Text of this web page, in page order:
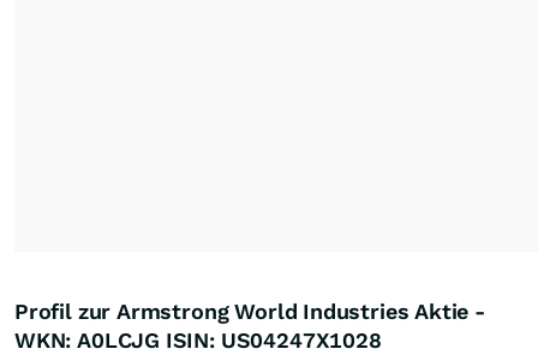
Profil zur Armstrong World Industries Aktie -
WKN: A0LCJG ISIN: US04247X1028